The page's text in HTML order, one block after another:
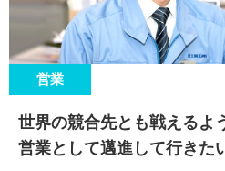
営業
世界の競合先とも戦えるよ
営業として邁進して行きた